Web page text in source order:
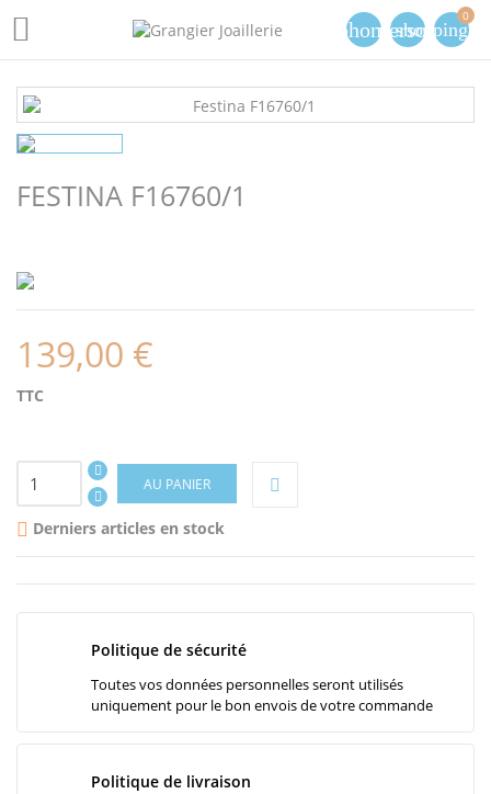
 phoneperson
0
FESTINA F16760/1
139,00 €
TTC
AU PANIER
 Derniers articles en stock
Politique de sécurité
Toutes vos données personnelles seront utilisés
uniquement pour le bon envois de votre commande
Politique de livraison